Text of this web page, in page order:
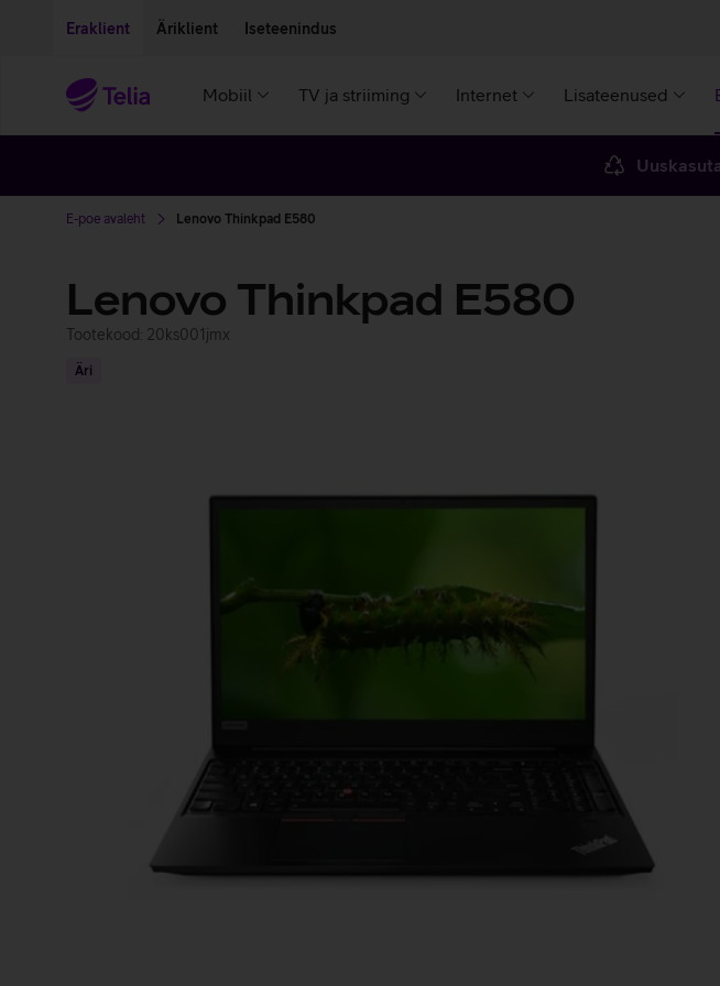
Eraklient Äriklient Iseteenindus
Mobiil TV ja striiming Internet Lisateenused
E-poe avaleht Lenovo Thinkpad E580
Lenovo Thinkpad E580
Tootekood: 20ks001jmx
Äri